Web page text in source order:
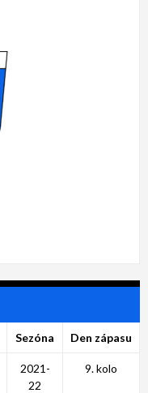
Sezóna Den zápasu
2021-
22
9. kolo